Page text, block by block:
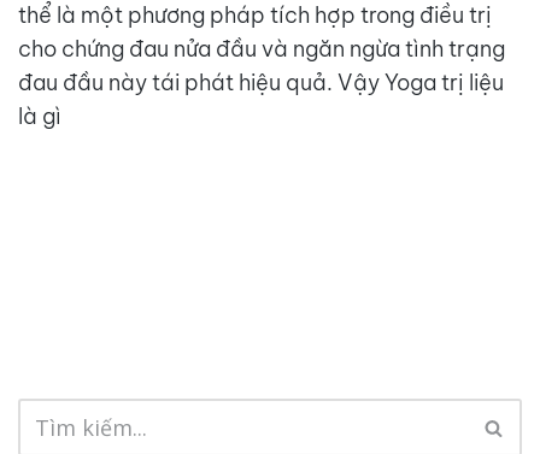
thể là một phương pháp tích hợp trong điều trị
cho chứng đau nửa đầu và ngăn ngừa tình trạng
đau đầu này tái phát hiệu quả. Vậy Yoga trị liệu
là gì